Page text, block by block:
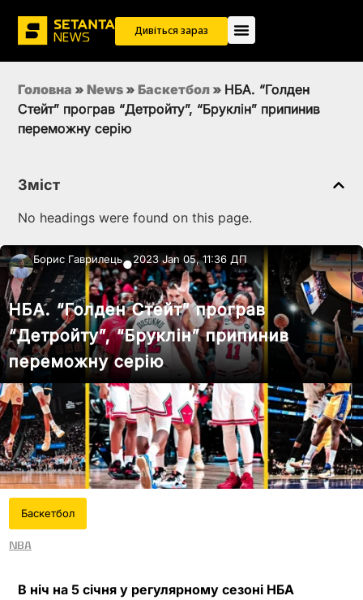
Дивіться зараз
Головна » News » Баскетбол » НБА. “Голден
Стейт” програв “Детройту”, “Бруклін” припинив
переможну серію
Зміст
No headings were found on this page.
Борис Гаврилець●2023 Jan 05, 11:36 ДП
НБА. “Голден Стейт” програв
“Детройту”, “Бруклін” припинив
переможну серію
Баскетбол
NBA
В ніч на 5 січня у регулярному сезоні НБА